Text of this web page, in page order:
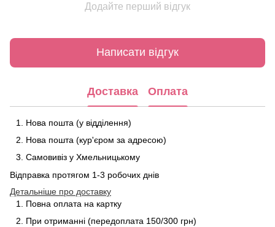
Додайте перший відгук
Написати відгук
Доставка Оплата
Нова пошта (у відділення)
Нова пошта (кур'єром за адресою)
Самовивіз у Хмельницькому
Відправка протягом 1-3 робочих днів
Детальніше про доставку
Повна оплата на картку
При отриманні (передоплата 150/300 грн)